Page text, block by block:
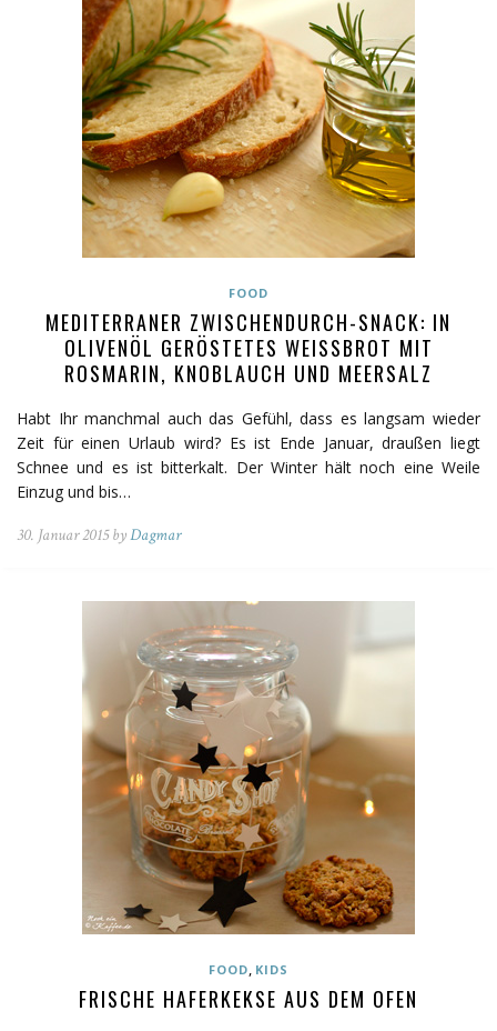
FOOD
MEDITERRANER ZWISCHENDURCH-SNACK: IN
OLIVENÖL GERÖSTETES WEISSBROT MIT R
OSMARIN, KNOBLAUCH UND MEERSALZ
Habt Ihr manchmal auch das Gefühl, dass es langsam wieder
Zeit für einen Urlaub wird? Es ist Ende Januar, draußen liegt
Schnee und es ist bitterkalt. Der Winter hält noch eine Weile
Einzug und bis…
30. Januar 2015 byDagmar
FOOD, KIDS
FRISCHE HAFERKEKSE AUS DEM OFEN